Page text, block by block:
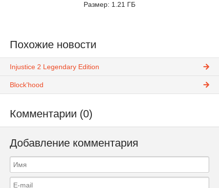
Размер: 1.21 ГБ
Похожие новости
Injustice 2 Legendary Edition
Block'hood
Комментарии (0)
Добавление комментария